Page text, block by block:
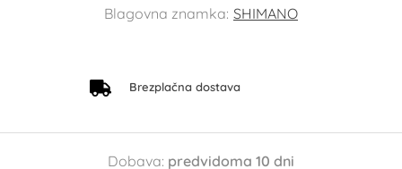
Blagovna znamka: SHIMANO
Brezplačna dostava
Dobava: predvidoma 10 dni